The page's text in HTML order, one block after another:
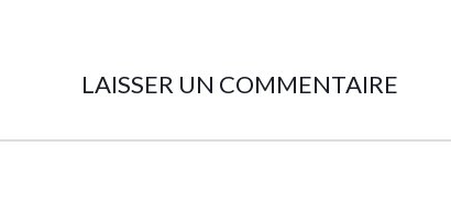
LAISSER UN COMMENTAIRE